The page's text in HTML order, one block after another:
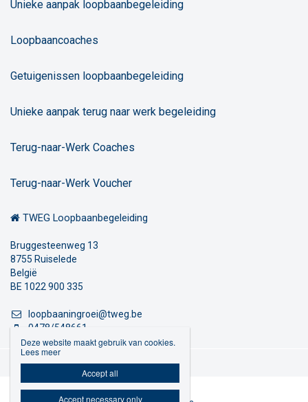
Unieke aanpak loopbaanbegeleiding
Loopbaancoaches
Getuigenissen loopbaanbegeleiding
Unieke aanpak terug naar werk begeleiding
Terug-naar-Werk Coaches
Terug-naar-Werk Voucher
TWEG Loopbaanbegeleiding
Bruggesteenweg 13
8755 Ruiselede
België
BE 1022 900 335
loopbaaningroei@tweg.be
0478/548661
Privacybeleid
Deze website maakt gebruik van cookies.
Lees meer
Accept all
Accept necessary only